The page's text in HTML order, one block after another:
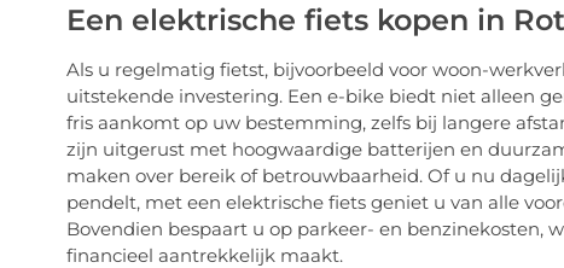
Een elektrische fiets kopen in
Als u regelmatig fietst, bijvoorbeeld voor woon-
uitstekende investering. Een e-bike biedt niet alleen
fris aankomt op uw bestemming, zelfs bij langere
zijn uitgerust met hoogwaardige batterijen en
maken over bereik of betrouwbaarheid. Of u nu
pendelt, met een elektrische fiets geniet u van alle
Bovendien bespaart u op parkeer- en benzinekosten,
financieel aantrekkelijk maakt.